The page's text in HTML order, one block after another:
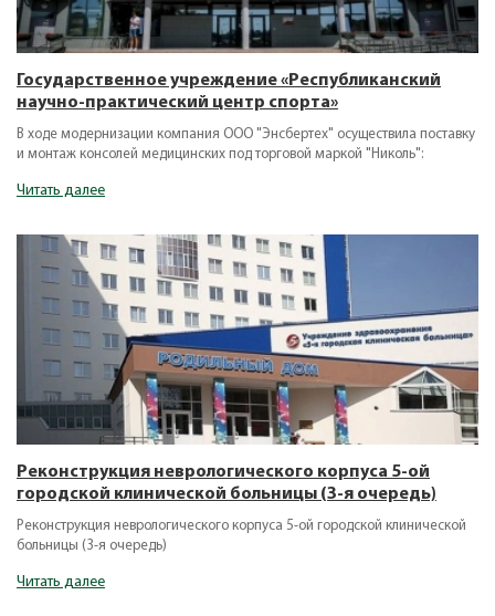
Государственное учреждение «Республиканский
научно-практический центр спорта»
В ходе модернизации компания ООО "Энсбертех" осуществила поставку
и монтаж консолей медицинских под торговой маркой "Николь":
Читать далее
Реконструкция неврологического корпуса 5-ой
городской клинической больницы (3-я очередь)
Реконструкция неврологического корпуса 5-ой городской клинической
больницы (3-я очередь)
Читать далее